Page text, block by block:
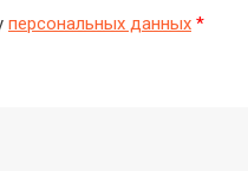
персональных данных *